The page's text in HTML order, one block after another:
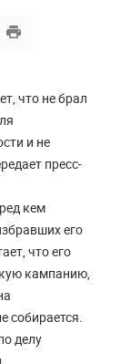
что не брал
и не
пресс-
кем
его
что его
кампанию,
собирается.
делу